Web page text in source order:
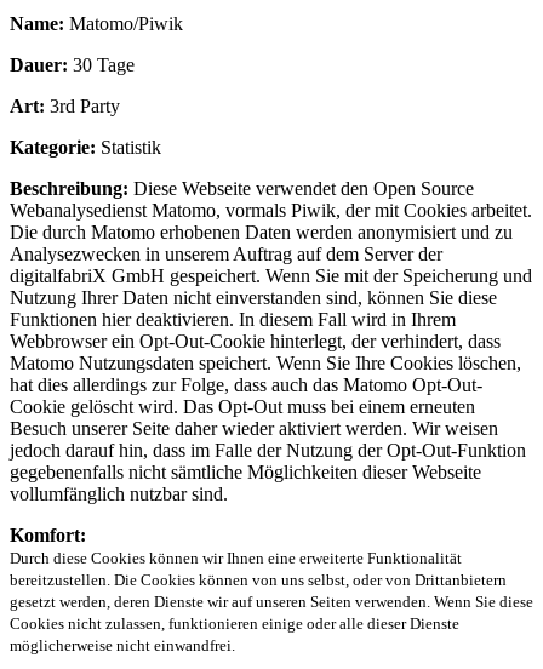
Name: Matomo/Piwik
Dauer: 30 Tage
Art: 3rd Party
Kategorie: Statistik
Beschreibung: Diese Webseite verwendet den Open Source
Webanalysedienst Matomo, vormals Piwik, der mit Cookies arbeitet.
Die durch Matomo erhobenen Daten werden anonymisiert und zu
Analysezwecken in unserem Auftrag auf dem Server der
digitalfabriX GmbH gespeichert. Wenn Sie mit der Speicherung und
Nutzung Ihrer Daten nicht einverstanden sind, können Sie diese
Funktionen hier deaktivieren. In diesem Fall wird in Ihrem
Webbrowser ein Opt-Out-Cookie hinterlegt, der verhindert, dass
Matomo Nutzungsdaten speichert. Wenn Sie Ihre Cookies löschen,
hat dies allerdings zur Folge, dass auch das Matomo Opt-Out-
Cookie gelöscht wird. Das Opt-Out muss bei einem erneuten
Besuch unserer Seite daher wieder aktiviert werden. Wir weisen
jedoch darauf hin, dass im Falle der Nutzung der Opt-Out-Funktion
gegebenenfalls nicht sämtliche Möglichkeiten dieser Webseite
vollumfänglich nutzbar sind.
Komfort:
Durch diese Cookies können wir Ihnen eine erweiterte Funktionalität
bereitzustellen. Die Cookies können von uns selbst, oder von Drittanbietern
gesetzt werden, deren Dienste wir auf unseren Seiten verwenden. Wenn Sie diese
Cookies nicht zulassen, funktionieren einige oder alle dieser Dienste
möglicherweise nicht einwandfrei.